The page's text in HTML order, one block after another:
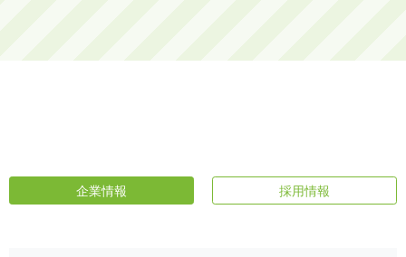
企業情報 採用情報